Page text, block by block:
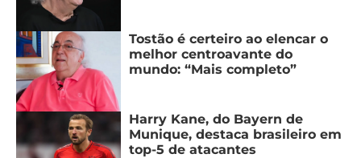
Tostão é certeiro ao elencar o
melhor centroavante do
mundo: “Mais completo”
Harry Kane, do Bayern de
Munique, destaca brasileiro em
top-5 de atacantes